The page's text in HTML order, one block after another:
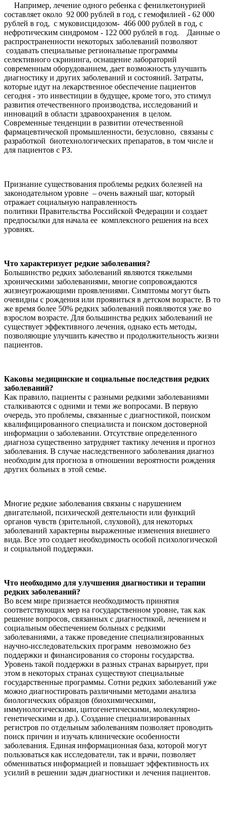
Например, лечение одного ребенка с фенилкетонурией
составляет около 92 000 рублей в год, с гемофилией - 62 000
рублей в год, с муковисцидозом- 466 000 рублей в год, с
нефротическим синдромом - 122 000 рублей в год. Данные о
распространенности некоторых заболеваний позволяют
создавать специальные региональные программы
селективного скрининга, оснащение лабораторий
современным оборудованием, дает возможность улучшить
диагностику и других заболеваний и состояний. Затраты,
которые идут на лекарственное обеспечение пациентов
сегодня - это инвестиции в будущее, кроме того, это стимул
развития отечественного производства, исследований и
инноваций в области здравоохранения в целом.
Современные тенденции в развитии отечественной
фармацевтической промышленности, безусловно, связаны с
разработкой биотехнологических препаратов, в том числе и
для пациентов с РЗ.
Признание существования проблемы редких болезней на
законодательном уровне – очень важный шаг, который
отражает социальную направленность
политики Правительства Российской Федерации и создает
предпосылки для начала ее комплексного решения на всех
уровнях.
Что характеризует редкие заболевания?
Большинство редких заболеваний являются тяжелыми
хроническими заболеваниями, многие сопровождаются
жизнеугрожающими проявлениями. Симптомы могут быть
очевидны с рождения или проявиться в детском возрасте. В то
же время более 50% редких заболеваний появляются уже во
взрослом возрасте. Для большинства редких заболеваний не
существует эффективного лечения, однако есть методы,
позволяющие улучшить качество и продолжительность жизни
пациентов.
Каковы медицинские и социальные последствия редких
заболеваний?
Как правило, пациенты с разными редкими заболеваниями
сталкиваются с одними и теми же вопросами. В первую
очередь, это проблемы, связанные с диагностикой, поиском
квалифицированного специалиста и поиском достоверной
информации о заболевании. Отсутствие определенного
диагноза существенно затрудняет тактику лечения и прогноз
заболевания. В случае наследственного заболевания диагноз
необходим для прогноза в отношении вероятности рождения
других больных в этой семье.
Многие редкие заболевания связаны с нарушением
двигательной, психической деятельности или функций
органов чувств (зрительной, слуховой), для некоторых
заболеваний характерны выраженные изменения внешнего
вида. Все это создает необходимость особой психологической
и социальной поддержки.
Что необходимо для улучшения диагностики и терапии
редких заболеваний?
Во всем мире признается необходимость принятия
соответствующих мер на государственном уровне, так как
решение вопросов, связанных с диагностикой, лечением и
социальным обеспечением больных с редкими
заболеваниями, а также проведение специализированных
научно-исследовательских программ невозможно без
поддержки и финансирования со стороны государства.
Уровень такой поддержки в разных странах варьирует, при
этом в некоторых странах существуют специальные
государственные программы. Сотни редких заболеваний уже
можно диагностировать различными методами анализа
биологических образцов (биохимическими,
иммунологическими, цитогенетическими, молекулярно-
генетическими и др.). Создание специализированных
регистров по отдельным заболеваниям позволяет проводить
поиск причин и изучать клинические особенности
заболевания. Единая информационная база, которой могут
пользоваться как исследователи, так и врачи, позволяет
обмениваться информацией и повышает эффективность их
усилий в решении задач диагностики и лечения пациентов.